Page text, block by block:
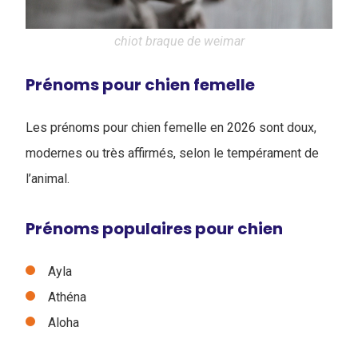
chiot braque de weimar
Prénoms pour chien femelle
Les prénoms pour chien femelle en 2026 sont doux,
modernes ou très affirmés, selon le tempérament de
l’animal.
Prénoms populaires pour chien
Ayla
Athéna
Aloha